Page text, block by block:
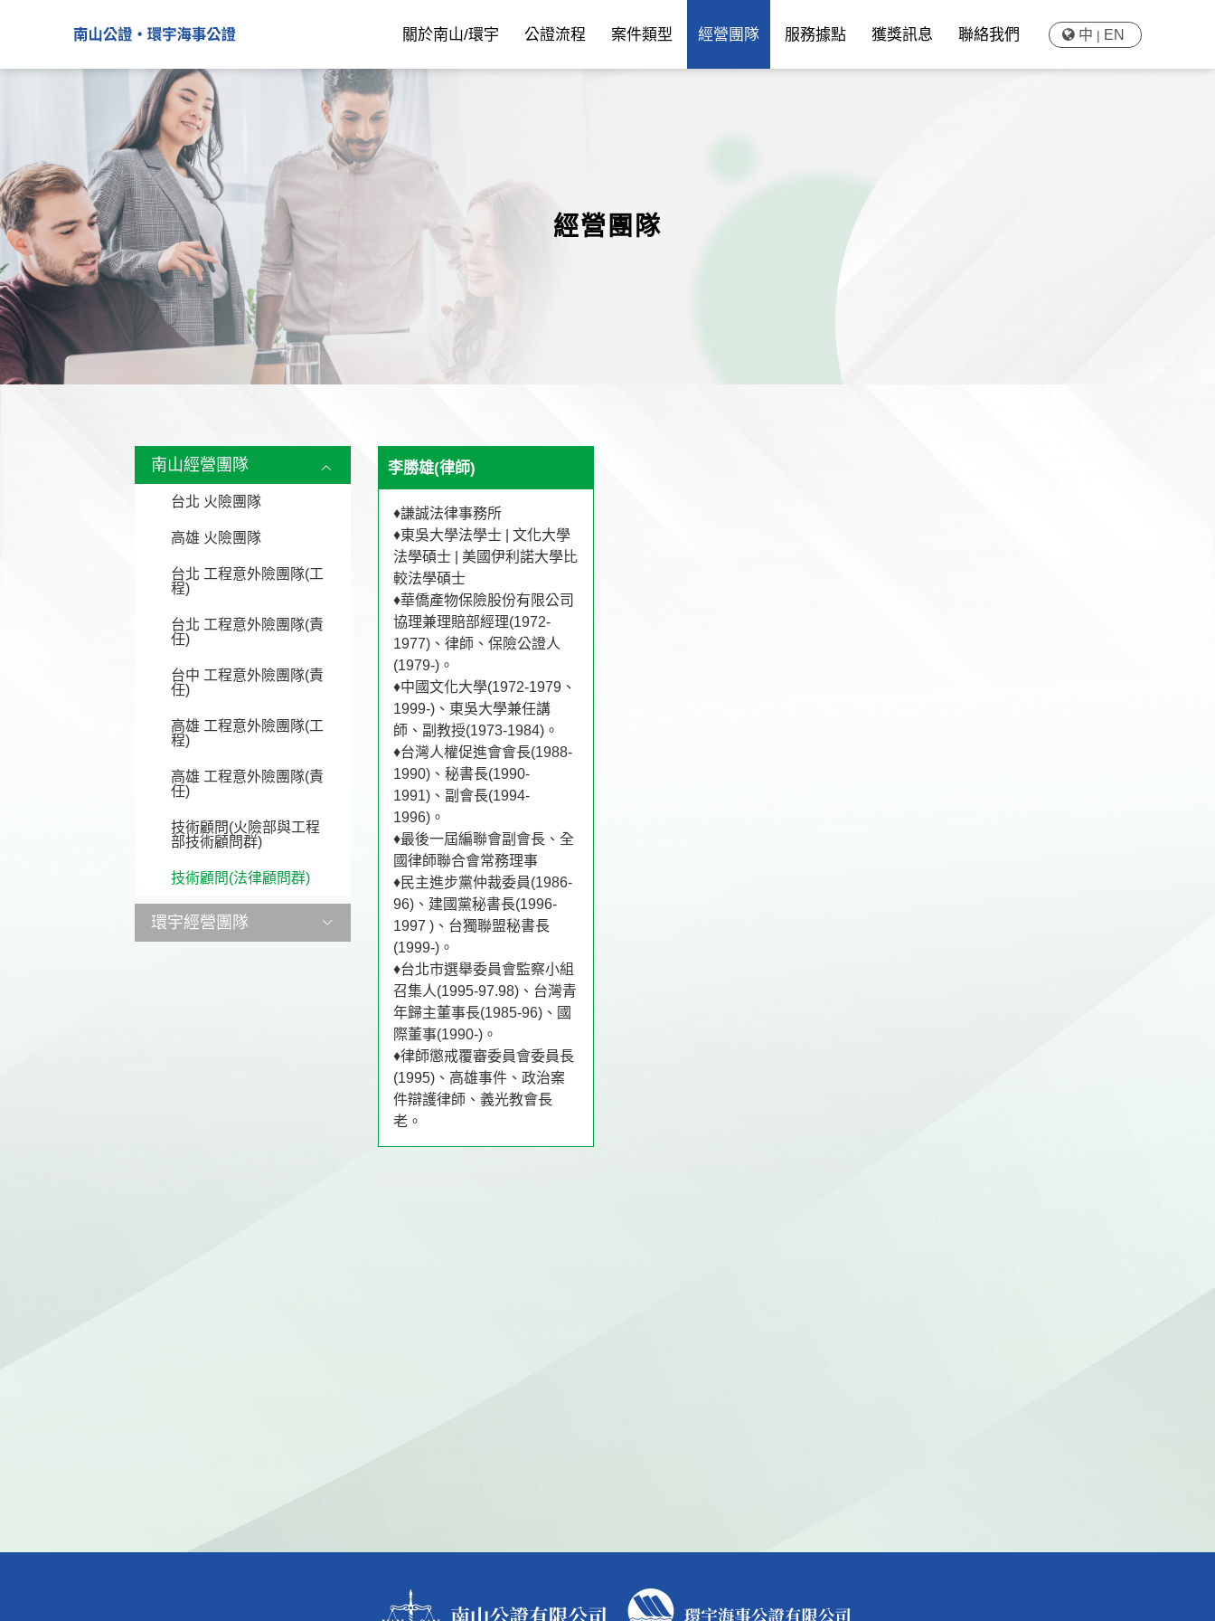
關於南山/環宇 公證流程 案件類型 經營團隊 服務據點 獲獎訊息 聯絡我們 中 EN
經營團隊
南山經營團隊
台北 火險團隊
高雄 火險團隊
台北 工程意外險團隊(工
程)
台北 工程意外險團隊(責
任)
台中 工程意外險團隊(責
任)
高雄 工程意外險團隊(工
程)
高雄 工程意外險團隊(責
任)
技術顧問(火險部與工程
部技術顧問群)
技術顧問(法律顧問群)
環宇經營團隊
李勝雄(律師)
♦謙誠法律事務所
♦東吳大學法學士 | 文化大學
法學碩士 | 美國伊利諾大學比
較法學碩士
♦華僑產物保險股份有限公司
協理兼理賠部經理(1972-
1977)、律師、保險公證人
(1979-)。
♦中國文化大學(1972-1979、
1999-)、東吳大學兼任講
師、副教授(1973-1984)。
♦台灣人權促進會會長(1988-
1990)、秘書長(1990-
1991)、副會長(1994-
1996)。
♦最後一屆編聯會副會長、全
國律師聯合會常務理事
♦民主進步黨仲裁委員(1986-
96)、建國黨秘書長(1996-
1997 )、台獨聯盟秘書長
(1999-)。
♦台北市選舉委員會監察小組
召集人(1995-97.98)、台灣青
年歸主董事長(1985-96)、國
際董事(1990-)。
♦律師懲戒覆審委員會委員長
(1995)、高雄事件、政治案
件辯護律師、義光教會長
老。